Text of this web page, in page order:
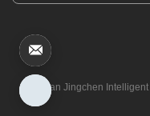
Wuhan Jingchen